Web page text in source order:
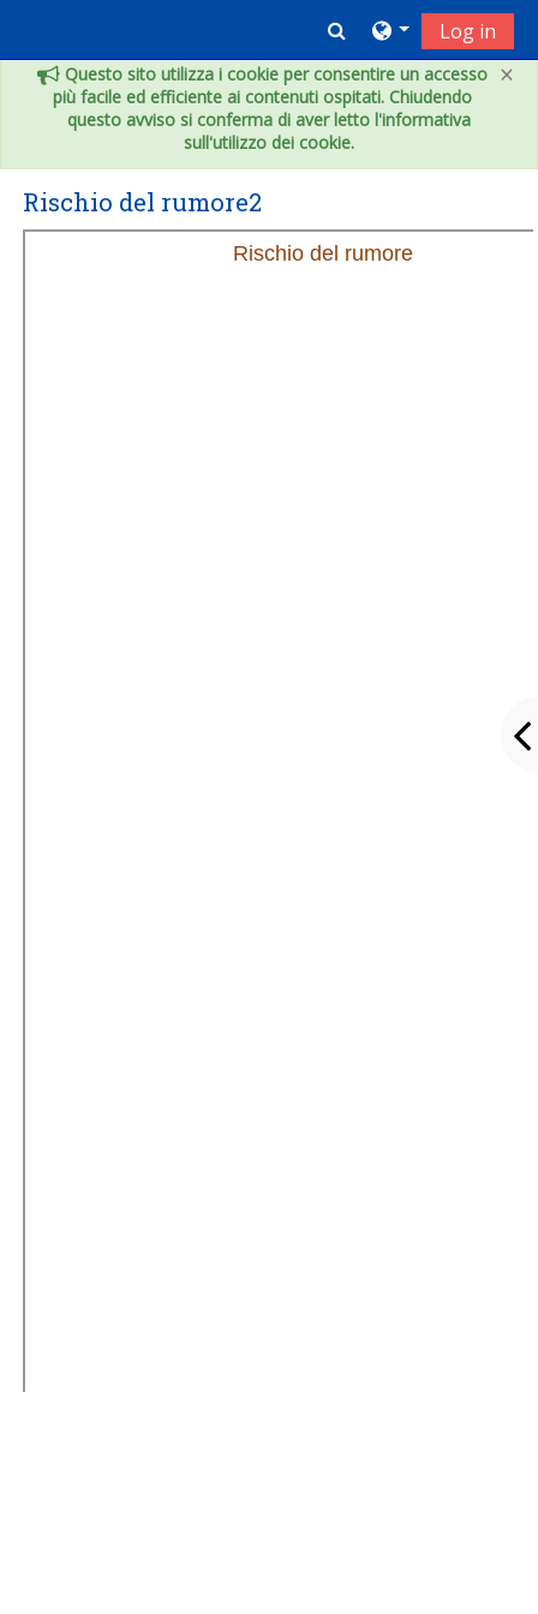
×
Questo sito utilizza i cookie per consentire un accesso
più facile ed efficiente ai contenuti ospitati. Chiudendo
questo avviso si conferma di aver letto l'informativa
sull'utilizzo dei cookie.
Toggle search
Log in
Rischio del rumore2